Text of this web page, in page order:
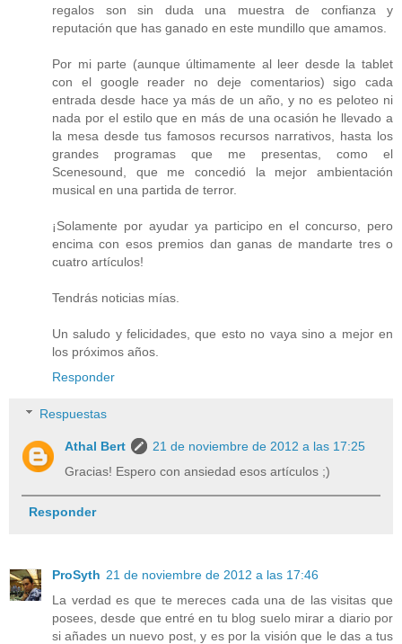
regalos son sin duda una muestra de confianza y
reputación que has ganado en este mundillo que amamos.
Por mi parte (aunque últimamente al leer desde la tablet
con el google reader no deje comentarios) sigo cada
entrada desde hace ya más de un año, y no es peloteo ni
nada por el estilo que en más de una ocasión he llevado a
la mesa desde tus famosos recursos narrativos, hasta los
grandes programas que me presentas, como el
Scenesound, que me concedió la mejor ambientación
musical en una partida de terror.
¡Solamente por ayudar ya participo en el concurso, pero
encima con esos premios dan ganas de mandarte tres o
cuatro artículos!
Tendrás noticias mías.
Un saludo y felicidades, que esto no vaya sino a mejor en
los próximos años.
Responder
Respuestas
Athal Bert
21 de noviembre de 2012 a las 17:25
Gracias! Espero con ansiedad esos artículos ;)
Responder
ProSyth 21 de noviembre de 2012 a las 17:46
La verdad es que te mereces cada una de las visitas que
posees, desde que entré en tu blog suelo mirar a diario por
si añades un nuevo post, y es por la visión que le das a tus